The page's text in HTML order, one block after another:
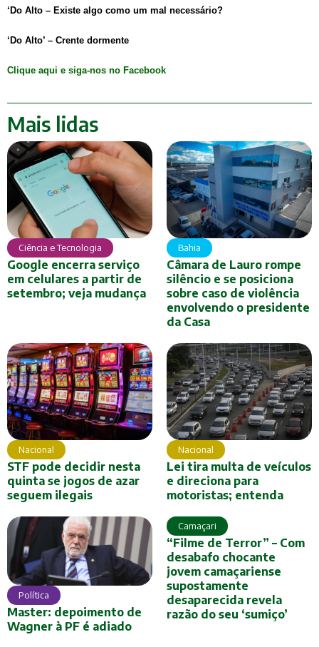
‘Do Alto – Existe algo como um mal necessário?
‘Do Alto’ – Crente dormente
Clique aqui e siga-nos no Facebook
Mais lidas
Ciência e Tecnologia
Google encerra serviço
em celulares a partir de
setembro; veja mudança
Bahia
Câmara de Lauro rompe
silêncio e se posiciona
sobre caso de violência
envolvendo o presidente
da Casa
Nacional
STF pode decidir nesta
quinta se jogos de azar
seguem ilegais
Nacional
Lei tira multa de veículos
e direciona para
motoristas; entenda
Política
Master: depoimento de
Wagner à PF é adiado
Camaçari
“Filme de Terror” – Com
desabafo chocante
jovem camaçariense
supostamente
desaparecida revela
razão do seu ‘sumiço’